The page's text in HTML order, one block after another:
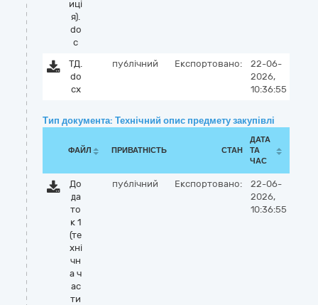
иці
я).
do
c
ТД.
do
cx
публічний Експортовано:
22-06-
2026,
10:36:55
Тип документа: Технічний опис предмету закупівлі
ФАЙЛ ПРИВАТНІСТЬ СТАН
ДАТА
ТА
ЧАС
До
да
то
к 1
(те
хні
чн
а ч
ас
ти
публічний Експортовано:
22-06-
2026,
10:36:55